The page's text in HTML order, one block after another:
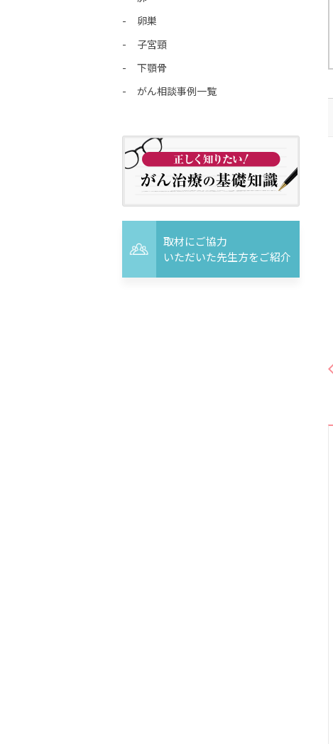
卵巣
子宮頸
下顎骨
がん相談事例一覧
取材にご協力
いただいた先生方をご紹介